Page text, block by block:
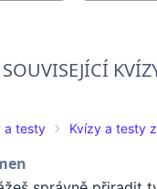
SOUVISEJÍCÍ
a testy Kvízy a testy